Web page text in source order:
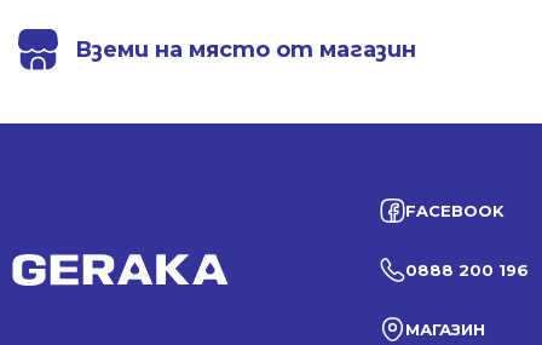
Вземи на място от магазин
FACEBOOK
0888 200 196
МАГАЗИН